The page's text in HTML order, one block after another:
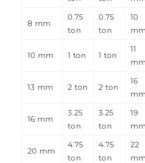
8 mm
0.75
ton
0.75
ton
10
mm
10 mm 1 ton 1 ton
11
mm
13 mm 2 ton 2 ton
16
mm
16 mm
3.25
ton
3.25
ton
19
mm
20 mm
4.75
ton
4.75
ton
22
mm